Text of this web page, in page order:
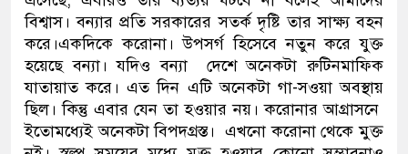
থানা পুলিশ
বিশ্বাস। বন্যার প্রতি সরকারের সতর্ক দৃষ্টি তার সাক্ষ্য বহন
করে।একদিকে করোনা। উপসর্গ হিসেবে নতুন করে যুক্ত
হয়েছে বন্যা। যদিও বন্যা দেশে অনেকটা রুটিনমাফিক
যাতায়াত করে। এত দিন এটি অনেকটা গা-সওয়া অবস্থায়
ছিল। কিন্তু এবার যেন তা হওয়ার নয়। করোনার আগ্রাসনে
ইতোমধ্যেই অনেকটা বিপদগ্রস্ত। এখনো করোনা থেকে মুক্ত